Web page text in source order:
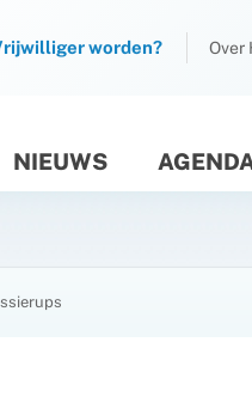
worden? Over
NIEUWS